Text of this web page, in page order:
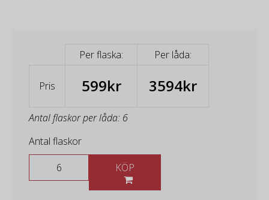
Per flaska: Per låda:
Pris 599kr 3594kr
Antal flaskor per låda: 6
Antal flaskor